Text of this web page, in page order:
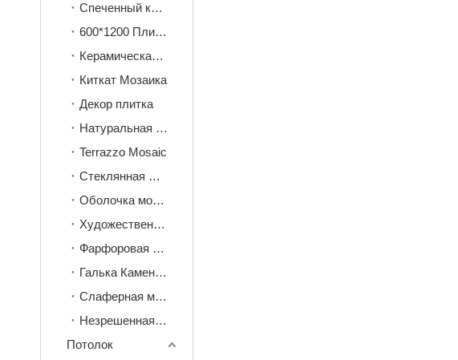
Спеченный камень
600*1200 Плитка
Керамическая мозаика
Киткат Мозаика
Декор плитка
Натуральная камень мозаика
Terrazzo Mosaic
Стеклянная мозаика
Оболочка мозаика
Художественная мозаика
Фарфоровая плитка мозаика
Галька Каменная мозаика
Слаферная мозаика
Незрешенная терракота мозаика
Потолок